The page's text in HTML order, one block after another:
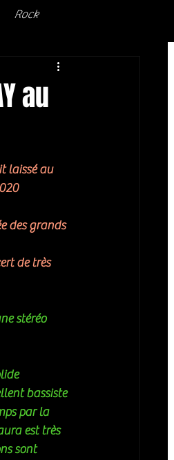
Rock
au
laissé au
des grands
de très
stéréo
bassiste
par la
est très
sont